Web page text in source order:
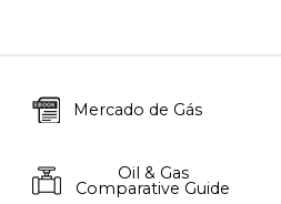
Mercado de Gás
Oil & Gas
Comparative Guide